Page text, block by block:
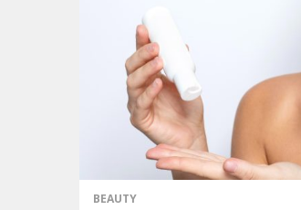
BEAUTY